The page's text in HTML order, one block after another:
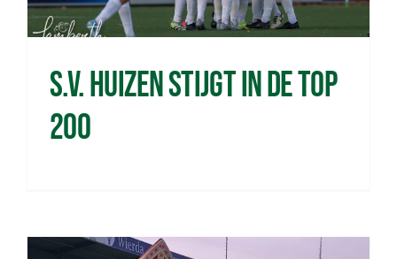
s.v. Huizen stijgt in de top
200